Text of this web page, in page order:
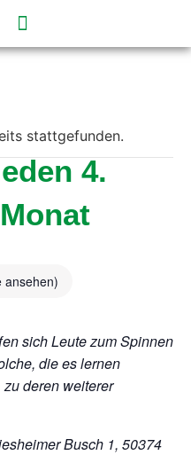
stattgefunden.
4.
ansehen)
sich Leute zum Spinnen
die es lernen
zu deren weiterer
Busch 1, 50374